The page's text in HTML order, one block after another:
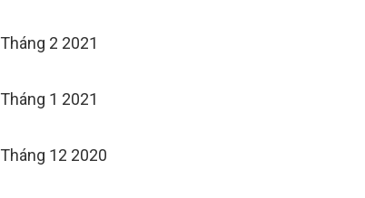
Tháng 2 2021
Tháng 1 2021
Tháng 12 2020